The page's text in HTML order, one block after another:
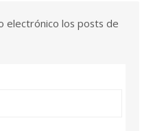
electrónico los posts de